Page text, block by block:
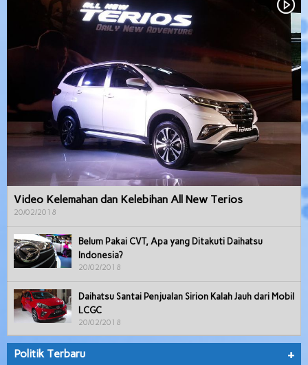
Video Kelemahan dan Kelebihan All New Terios
20/02/2018
Belum Pakai CVT, Apa yang Ditakuti Daihatsu
Indonesia?
20/02/2018
Daihatsu Santai Penjualan Sirion Kalah Jauh dari Mobil
LCGC
20/02/2018
Politik Terbaru +